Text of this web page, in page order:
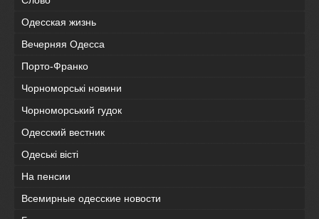
Одесская жизнь
Вечерняя Одесса
Порто-Франко
Чорноморські новини
Чорноморський гудок
Одесский вестник
Одеськi вiстi
На пенсии
Всемирные одесские новости